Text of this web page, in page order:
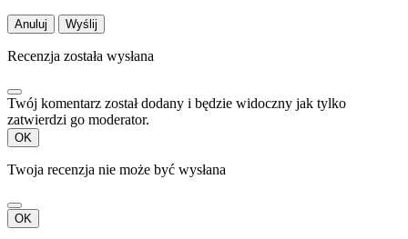
Anuluj Wyślij
Recenzja została wysłana
Twój komentarz został dodany i będzie widoczny jak tylko
zatwierdzi go moderator.
OK
Twoja recenzja nie może być wysłana
OK